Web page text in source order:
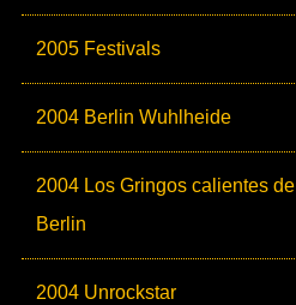
2005 Festivals
2004 Berlin Wuhlheide
2004 Los Gringos calientes de
Berlin
2004 Unrockstar